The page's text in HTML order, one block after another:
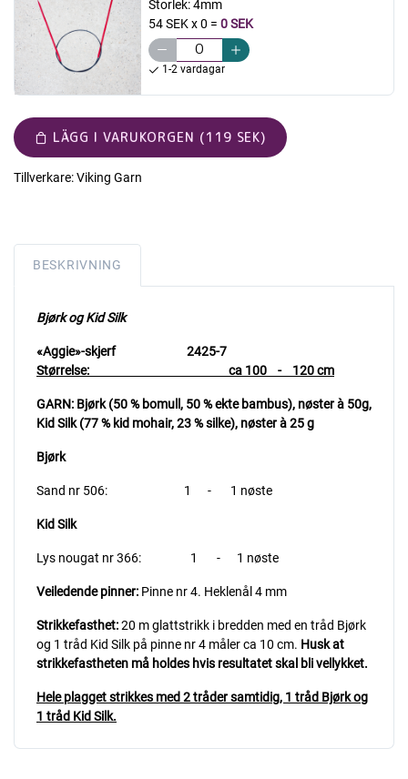
Storlek:4mm
54 SEK x 0 = 0 SEK
1-2 vardagar
LÄGG I VARUKORGEN (119 SEK)
Tillverkare:Viking Garn
BESKRIVNING
Bjørk og Kid Silk
«Aggie»-skjerf 2425-7
Størrelse: ca 100 - 120 cm
GARN: Bjørk (50 % bomull, 50 % ekte bambus), nøster à 50g,
Kid Silk (77 % kid mohair, 23 % silke), nøster à 25 g
Bjørk
Sand nr 506: 1 - 1 nøste
Kid Silk
Lys nougat nr 366: 1 - 1 nøste
Veiledende pinner: Pinne nr 4. Heklenål 4 mm
Strikkefasthet:20 m glattstrikk i bredden med en tråd Bjørk
og 1 tråd Kid Silk på pinne nr 4 måler ca 10 cm. Husk at
strikkefastheten må holdes hvis resultatet skal bli vellykket.
Hele plagget strikkes med 2 tråder samtidig, 1 tråd Bjørk og
1 tråd Kid Silk.